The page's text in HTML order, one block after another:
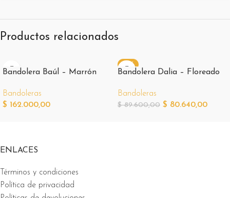
Productos relacionados
Bandolera Baúl – Marrón
Bandoleras
$ 162.000,00
-10%
Bandolera Dalia – Floreado
Bandoleras
$89.600,00 $ 80.640,00
ENLACES
Términos y condiciones
Política de privacidad